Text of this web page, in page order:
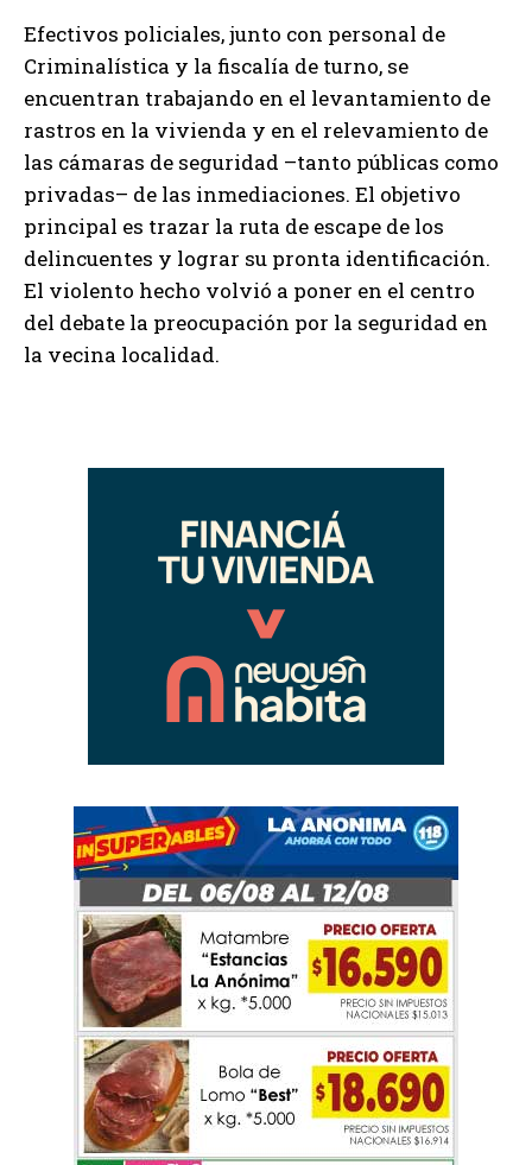
Efectivos policiales, junto con personal de
Criminalística y la fiscalía de turno, se
encuentran trabajando en el levantamiento de
rastros en la vivienda y en el relevamiento de
las cámaras de seguridad –tanto públicas como
privadas– de las inmediaciones. El objetivo
principal es trazar la ruta de escape de los
delincuentes y lograr su pronta identificación.
El violento hecho volvió a poner en el centro
del debate la preocupación por la seguridad en
la vecina localidad.